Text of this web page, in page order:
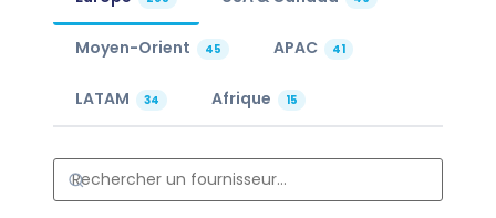
Moyen-Orient 45 APAC 41
LATAM 34 Afrique 15